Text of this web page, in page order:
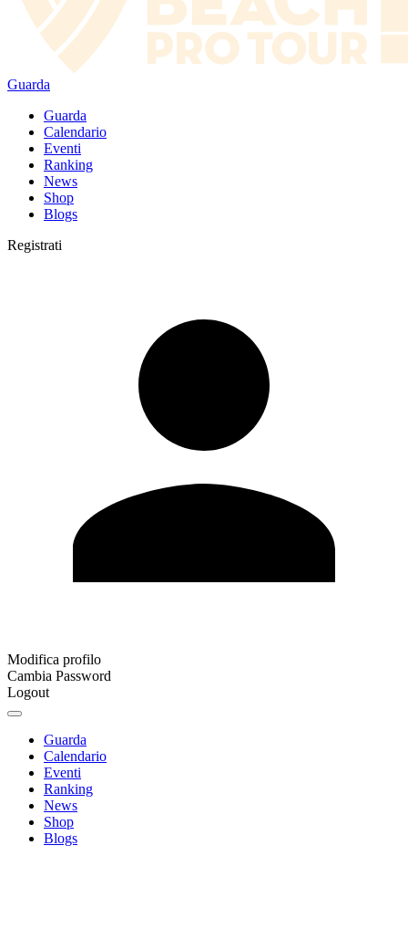
Guarda
Guarda
Calendario
Eventi
Ranking
News
Shop
Blogs
Registrati
Modifica profilo
Cambia Password
Logout
Guarda
Calendario
Eventi
Ranking
News
Shop
Blogs